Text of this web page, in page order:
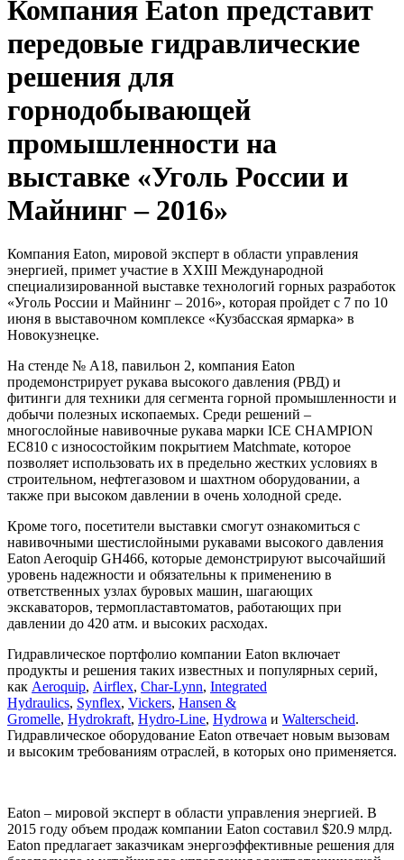
Компания Eaton представит
передовые гидравлические
решения для
горнодобывающей
промышленности на
выставке «Уголь России и
Майнинг – 2016»
Компания Eaton, мировой эксперт в области управления
энергией, примет участие в XXIII Международной
специализированной выставке технологий горных разработок
«Уголь России и Майнинг – 2016», которая пройдет с 7 по 10
июня в выставочном комплексе «Кузбасская ярмарка» в
Новокузнецке.
На стенде № A18, павильон 2, компания Eaton
продемонстрирует рукава высокого давления (РВД) и
фитинги для техники для сегмента горной промышленности и
добычи полезных ископаемых. Среди решений –
многослойные навивочные рукава марки ICE CHAMPION
EC810 с износостойким покрытием Matchmate, которое
позволяет использовать их в предельно жестких условиях в
строительном, нефтегазовом и шахтном оборудовании, а
также при высоком давлении в очень холодной среде.
Кроме того, посетители выставки смогут ознакомиться с
навивочными шестислойными рукавами высокого давления
Eaton Aeroquip GH466, которые демонстрируют высочайший
уровень надежности и обязательны к применению в
ответственных узлах буровых машин, шагающих
экскаваторов, термопластавтоматов, работающих при
давлении до 420 атм. и высоких расходах.
Гидравлическое портфолио компании Eaton включает
продукты и решения таких известных и популярных серий,
как Aeroquip, Airflex, Char-Lynn, Integrated
Hydraulics, Synflex, Vickers, Hansen &
Gromelle, Hydrokraft, Hydro-Line, Hydrowa и Walterscheid.
Гидравлическое оборудование Eaton отвечает новым вызовам
и высоким требованиям отраслей, в которых оно применяется.
Eaton – мировой эксперт в области управления энергией. В
2015 году объем продаж компании Eaton составил $20.9 млрд.
Eaton предлагает заказчикам энергоэффективные решения для